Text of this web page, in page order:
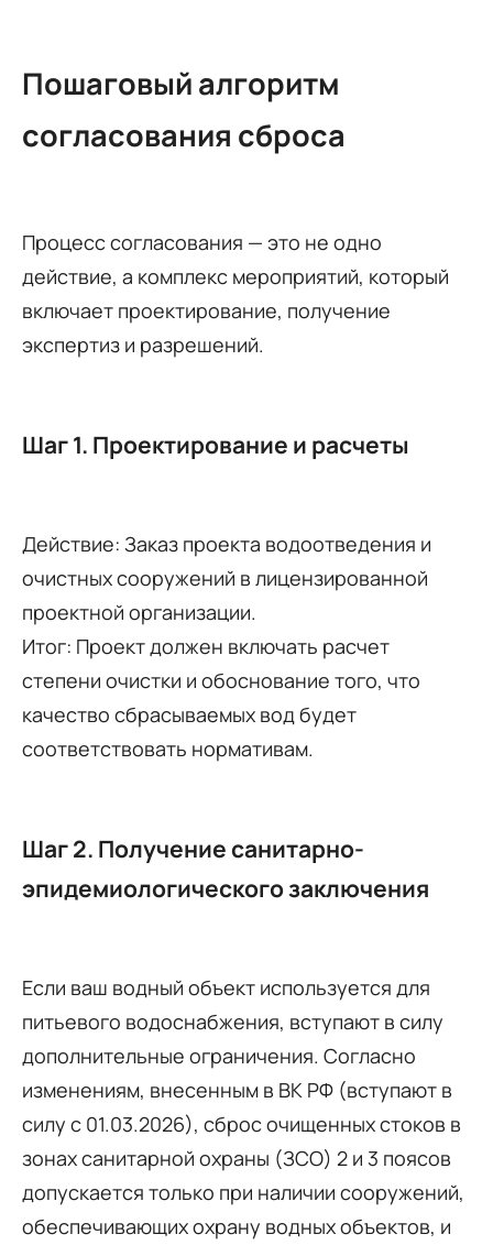
Пошаговый алгоритм
согласования сброса
Процесс согласования — это не одно
действие, а комплекс мероприятий, который
включает проектирование, получение
экспертиз и разрешений.
Шаг 1. Проектирование и расчеты
Действие: Заказ проекта водоотведения и
очистных сооружений в лицензированной
проектной организации.
Итог: Проект должен включать расчет
степени очистки и обоснование того, что
качество сбрасываемых вод будет
соответствовать нормативам.
Шаг 2. Получение санитарно-
эпидемиологического заключения
Если ваш водный объект используется для
питьевого водоснабжения, вступают в силу
дополнительные ограничения. Согласно
изменениям, внесенным в ВК РФ (вступают в
силу с 01.03.2026), сброс очищенных стоков в
зонах санитарной охраны (ЗСО) 2 и 3 поясов
допускается только при наличии сооружений,
обеспечивающих охрану водных объектов, и